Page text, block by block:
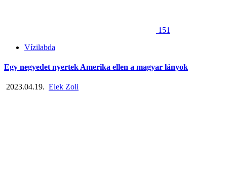
151
Vízilabda
Egy negyedet nyertek Amerika ellen a magyar lányok
2023.04.19. Elek Zoli